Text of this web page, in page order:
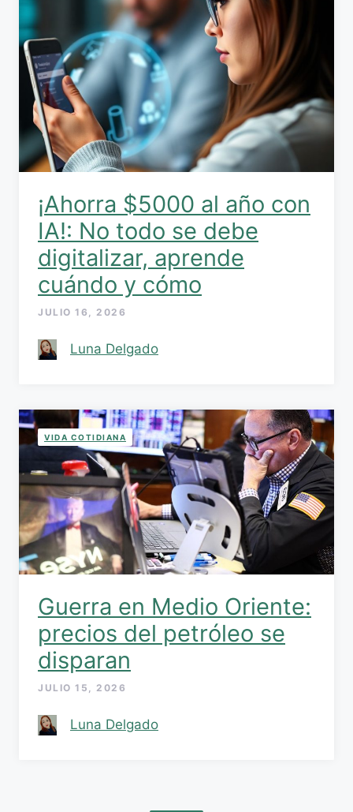
¡Ahorra $5000 al año con
IA!: No todo se debe
digitalizar, aprende
cuándo y cómo
JULIO 16, 2026
Luna Delgado
VIDA COTIDIANA
Guerra en Medio Oriente:
precios del petróleo se
disparan
JULIO 15, 2026
Luna Delgado